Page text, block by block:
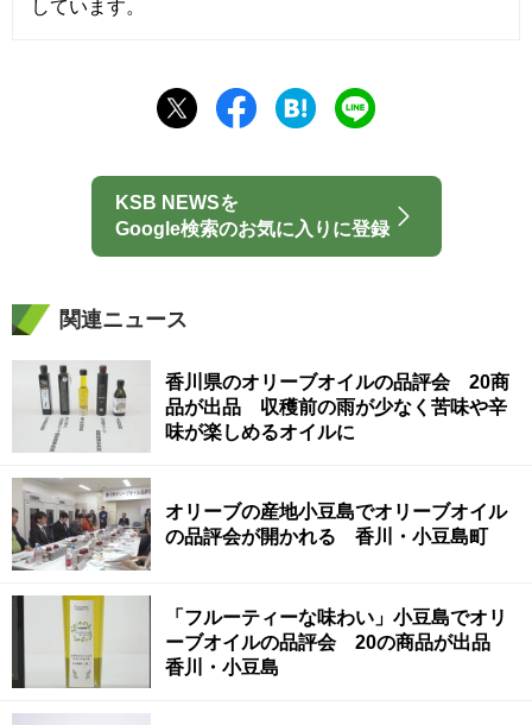
しています。
KSB NEWSを
Google検索のお気に入りに登録
関連ニュース
香川県のオリーブオイルの品評会 20商
品が出品 収穫前の雨が少なく苦味や辛
味が楽しめるオイルに
オリーブの産地小豆島でオリーブオイル
の品評会が開かれる 香川・小豆島町
「フルーティーな味わい」小豆島でオリ
ーブオイルの品評会 20の商品が出品
香川・小豆島